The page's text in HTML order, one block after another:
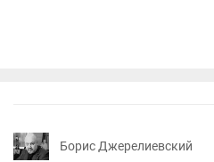
Борис Джерелиевский